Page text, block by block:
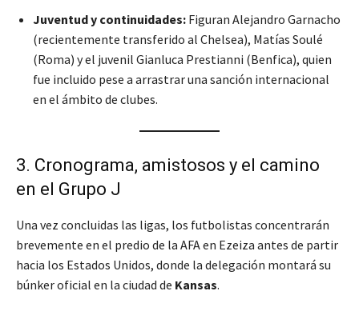
Juventud y continuidades: Figuran Alejandro Garnacho
(recientemente transferido al Chelsea), Matías Soulé
(Roma) y el juvenil Gianluca Prestianni (Benfica), quien
fue incluido pese a arrastrar una sanción internacional
en el ámbito de clubes.
3. Cronograma, amistosos y el camino
en el Grupo J
Una vez concluidas las ligas, los futbolistas concentrarán
brevemente en el predio de la AFA en Ezeiza antes de partir
hacia los Estados Unidos, donde la delegación montará su
búnker oficial en la ciudad de Kansas.